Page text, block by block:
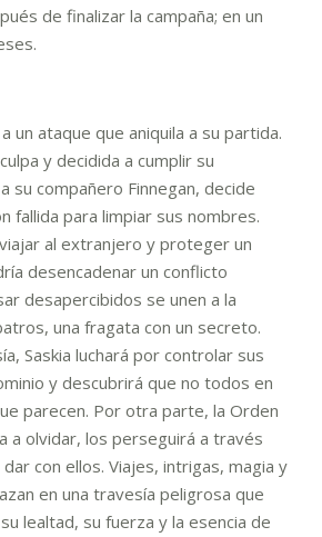
de finalizar la campaña; en un
un ataque que aniquila a su partida.
y decidida a cumplir su
su compañero Finnegan, decide
fallida para limpiar sus nombres.
al extranjero y proteger un
desencadenar un conflicto
desapercibidos se unen a la
una fragata con un secreto.
Saskia luchará por controlar sus
y descubrirá que no todos en
parecen. Por otra parte, la Orden
a olvidar, los perseguirá a través
con ellos. Viajes, intrigas, magia y
en una travesía peligrosa que
lealtad, su fuerza y la esencia de